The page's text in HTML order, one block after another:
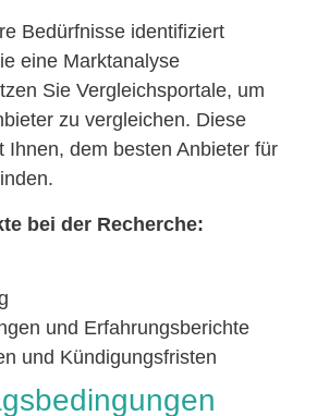
Bedürfnisse identifiziert
eine Marktanalyse
Sie Vergleichsportale, um
zu vergleichen. Diese
Ihnen, dem besten Anbieter für
bei der Recherche:
und Erfahrungsberichte
und Kündigungsfristen